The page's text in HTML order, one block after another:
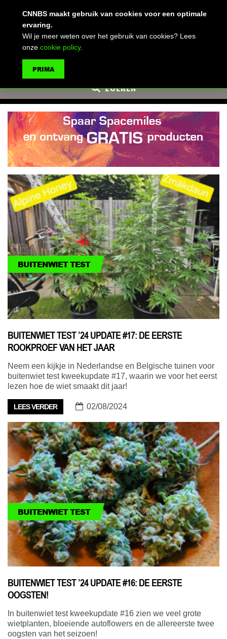
ZOEKEN
BUITENWIET TEST
BUITENWIET TEST ’24 UPDATE #17: DE EERSTE
ROOKPROEF VAN HET JAAR
Neem een kijkje in Nederlandse en Belgische tuinen voor
buitenwiet test kweekupdate #17, waarin we voor het eerst
lezen hoe de wiet smaakt dit jaar!
LEES VERDER 02/08/2024
BUITENWIET TEST
BUITENWIET TEST ’24 UPDATE #16: DE EERSTE
OOGSTEN!
In buitenwiet test kweekupdate #16 zien we veel grote
wietplanten, bloeiende autoflowers en de allereerste twee
oogsten van het seizoen!
CNNBS maakt gebruik van cookies voor een optimale
ervaring.
Wil je meer weten over het gebruik van cookies? Lees
onze cookie policy.
PRIMA